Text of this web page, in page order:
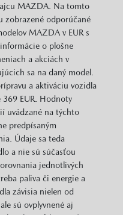
MAZDA. Na tomto
zobrazené odporúčané
MAZDA v EUR s
o plošne
a akciách v
sa na daný model.
a aktiváciu vozidla
EUR. Hodnoty
uvádzané na týchto
predpísaným
Údaje sa teda
a nie sú súčasťou
jednotlivých
paliva či energie a
závisia nielen od
sú ovplyvnené aj